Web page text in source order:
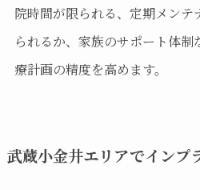
院時間が限られる、定期メンテ
られるか、家族のサポート体
療計画の精度を高めます。
武蔵小金井エリアでインプ